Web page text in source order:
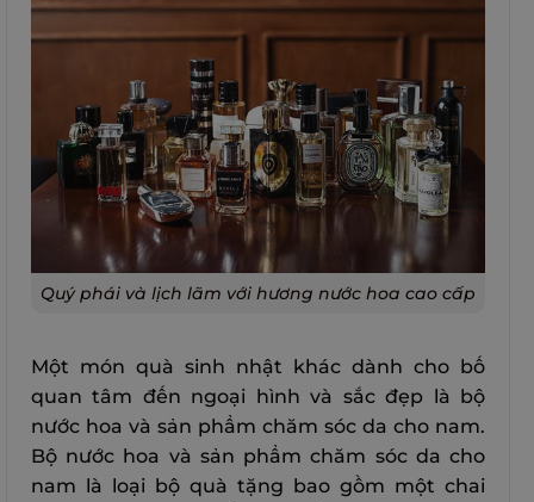
Quý phái và lịch lãm với hương nước hoa cao cấp
Một món quà sinh nhật khác dành cho bố
quan tâm đến ngoại hình và sắc đẹp là bộ
nước hoa và sản phẩm chăm sóc da cho nam.
Bộ nước hoa và sản phẩm chăm sóc da cho
nam là loại bộ quà tặng bao gồm một chai